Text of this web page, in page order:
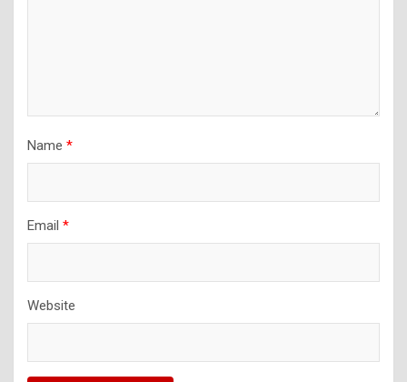
Name *
Email *
Website